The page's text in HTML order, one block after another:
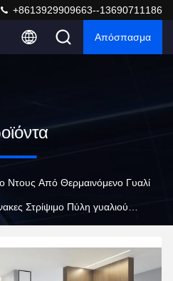
+8613929909663--13690711186
Απόσπασμα
Ντους Από Θερμαινόμενο Γυαλί
Στρίψιμο Πύλη γυαλιού